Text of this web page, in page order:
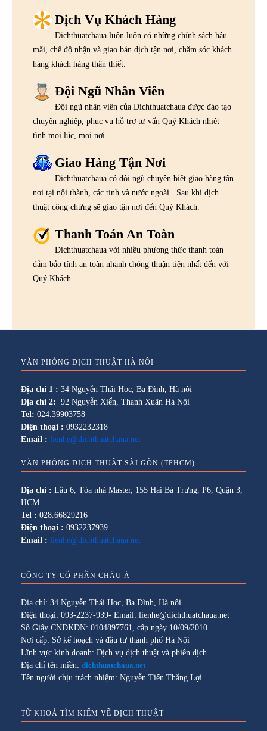
Dịch Vụ Khách Hàng
Dichthuatchaua luôn luôn có những chính sách hậu
mãi, chế độ nhận và giao bản dịch tận nơi, chăm sóc khách
hàng khách hàng thân thiết.
Đội Ngũ Nhân Viên
Đội ngũ nhân viên của Dichthuatchaua được đào tạo
chuyên nghiệp, phục vụ hỗ trợ tư vấn Quý Khách nhiệt
tình mọi lúc, mọi nơi.
Giao Hàng Tận Nơi
Dichthuatchaua có đội ngũ chuyên biệt giao hàng tận
nơi tại nội thành, các tỉnh và nước ngoài . Sau khi dịch
thuật công chứng sẽ giao tận nơi đến Quý Khách.
Thanh Toán An Toàn
Dichthuatchaua với nhiều phương thức thanh toán
đảm bảo tính an toàn nhanh chóng thuận tiện nhất đến với
Quý Khách.
VĂN PHÒNG DỊCH THUẬT HÀ NỘI
Địa chỉ 1 : 34 Nguyễn Thái Học, Ba Đình, Hà nội
Địa chỉ 2: 92 Nguyễn Xiển, Thanh Xuân Hà Nội
Tel: 024.39903758
Điện thoại : 0932232318
Email : lienhe@dichthuatchaua.net
VĂN PHÒNG DỊCH THUẬT SÀI GÒN (TPHCM)
Địa chỉ : Lầu 6, Tòa nhà Master, 155 Hai Bà Trưng, P6, Quận 3,
HCM
Tel : 028.66829216
Điện thoại : 0932237939
Email : lienhe@dichthuatchaua.net
CÔNG TY CỔ PHẦN CHÂU Á
Địa chỉ: 34 Nguyễn Thái Học, Ba Đình, Hà nội
Điện thoại: 093-2237-939- Email: lienhe@dichthuatchaua.net
Số Giấy CNĐKDN: 0104897761, cấp ngày 10/09/2010
Nơi cấp: Sở kế hoạch và đầu tư thành phố Hà Nội
Lĩnh vực kinh doanh: Dịch vụ dịch thuật và phiên dịch
Địa chỉ tên miền: dichthuatchaua.net
Tên người chịu trách nhiệm: Nguyễn Tiến Thắng Lợi
TỪ KHOÁ TÌM KIẾM VỀ DỊCH THUẬT